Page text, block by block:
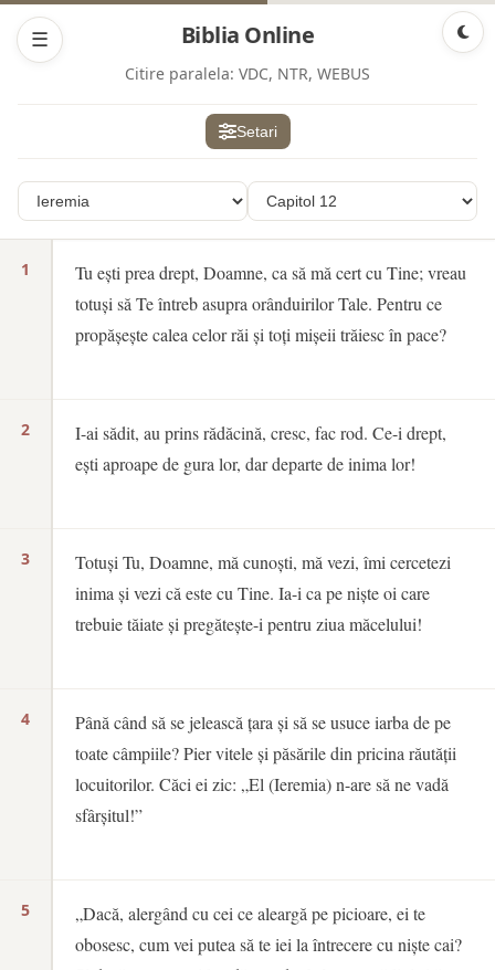
☰ Biblia Online
Citire paralela: VDC, NTR, WEBUS
Setari
1
2
3
4
5
Tu ești prea drept, Doamne, ca să mă cert cu Tine; vreau
totuși să Te întreb asupra orânduirilor Tale. Pentru ce
propășește calea celor răi și toți mișeii trăiesc în pace?
I-ai sădit, au prins rădăcină, cresc, fac rod. Ce-i drept,
ești aproape de gura lor, dar departe de inima lor!
Totuși Tu, Doamne, mă cunoști, mă vezi, îmi cercetezi
inima și vezi că este cu Tine. Ia-i ca pe niște oi care
trebuie tăiate și pregătește-i pentru ziua măcelului!
Până când să se jelească țara și să se usuce iarba de pe
toate câmpiile? Pier vitele și păsările din pricina răutății
locuitorilor. Căci ei zic: „El (Ieremia) n-are să ne vadă
sfârșitul!”
„Dacă, alergând cu cei ce aleargă pe picioare, ei te
obosesc, cum vei putea să te iei la întrecere cu niște cai?